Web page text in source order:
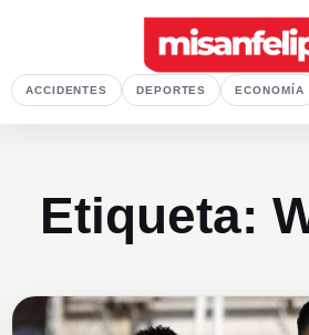
ACCIDENTES DEPORTES ECONOMÍA
Etiqueta: